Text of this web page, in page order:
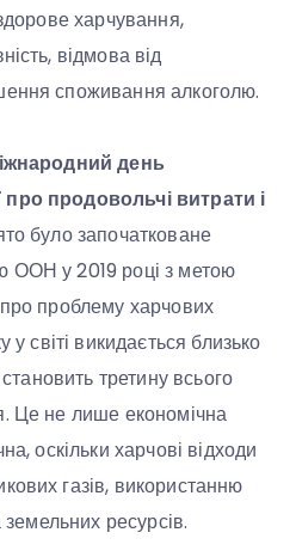
харчування,
відмова від
споживання алкоголю.
день
продовольчі витрати і
було започатковане
ООН у 2019 році з метою
проблему харчових
у світі викидається близько
третину всього
Це не лише економічна
оскільки харчові відходи
газів, використанню
земельних ресурсів.